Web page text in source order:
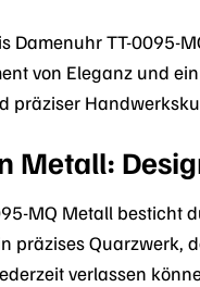
Damenuhr TT-0095-
von Eleganz und
Metall:
MQ Metall besticht
präzises
verlassen